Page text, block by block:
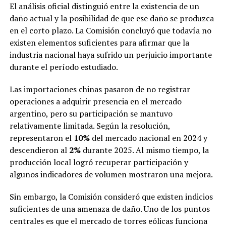
El análisis oficial distinguió entre la existencia de un
daño actual y la posibilidad de que ese daño se produzca
en el corto plazo. La Comisión concluyó que todavía no
existen elementos suficientes para afirmar que la
industria nacional haya sufrido un perjuicio importante
durante el período estudiado.
Las importaciones chinas pasaron de no registrar
operaciones a adquirir presencia en el mercado
argentino, pero su participación se mantuvo
relativamente limitada. Según la resolución,
representaron el 10%del mercado nacional en 2024 y
descendieron al 2%durante 2025. Al mismo tiempo, la
producción local logró recuperar participación y
algunos indicadores de volumen mostraron una mejora.
Sin embargo, la Comisión consideró que existen indicios
suficientes de una amenaza de daño. Uno de los puntos
centrales es que el mercado de torres eólicas funciona